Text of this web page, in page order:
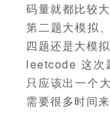
码量就都比较大
第二题大模拟
四题还是大模拟
leetcode 这次
只应该出一个
需要很多时间来